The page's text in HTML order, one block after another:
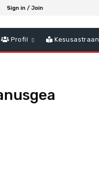
Sign in / Join
Profil Kesusastraan